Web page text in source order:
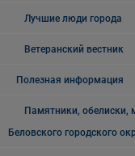
Лучшие люди города
Ветеранский вестник
Полезная информация
Памятники,
Беловского городского